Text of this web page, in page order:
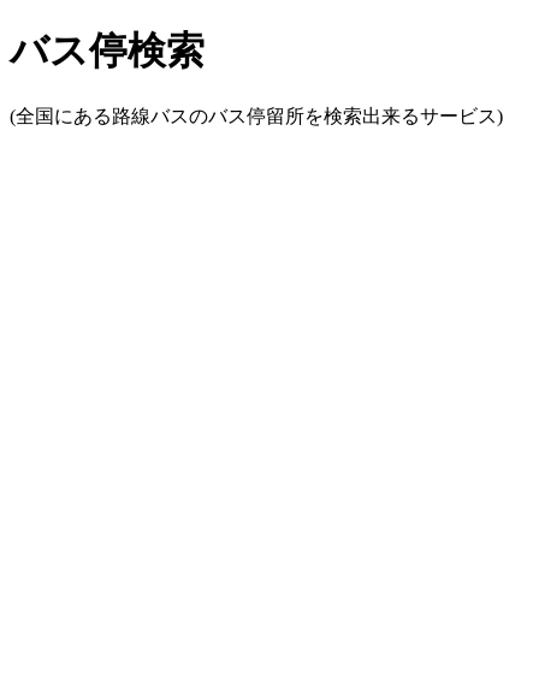
バス停検索
(全国にある路線バスのバス停留所を検索出来るサービス)